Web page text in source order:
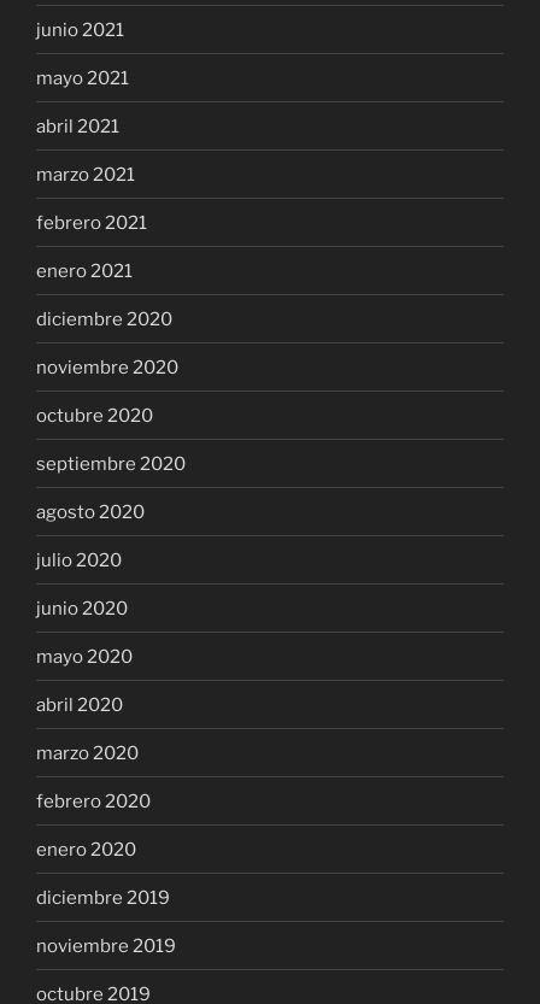
junio 2021
mayo 2021
abril 2021
marzo 2021
febrero 2021
enero 2021
diciembre 2020
noviembre 2020
octubre 2020
septiembre 2020
agosto 2020
julio 2020
junio 2020
mayo 2020
abril 2020
marzo 2020
febrero 2020
enero 2020
diciembre 2019
noviembre 2019
octubre 2019